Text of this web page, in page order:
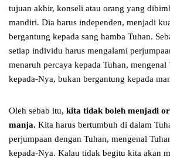
tujuan akhir, konseli atau orang yang
mandiri. Dia harus independen, menjadi
bergantung kepada sang hamba Tuhan.
setiap individu harus mengalami
menaruh percaya kepada Tuhan, mengenal
kepada-Nya, bukan bergantung kepada
Oleh sebab itu, kita tidak boleh menjadi
manja. Kita harus bertumbuh di dalam
perjumpaan dengan Tuhan, mengenal
kepada-Nya. Kalau tidak begitu kita akan